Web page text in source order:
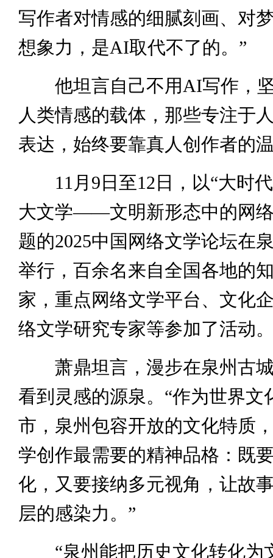
写作者对情感的细腻刻画、对
想象力，是AI取代不了的。”
他坦言自己不用AI写作，坚
人类情感的载体，那些专注于
表达，始终要靠真人创作者的
11月9日至12日，以“大时
大文学——文明新形态中的网
题的2025中国网络文学论坛在
举行，百余名来自全国各地的
家，重点网络文学平台、文化
络文学研究专家等参加了活动
萧鼎坦言，漫步在泉州古城
看到灵感的源泉。“作为世界文
市，泉州包容开放的文化特质
学创作最需要的精神品格：既
化，又要接纳多元视角，让故
层的感染力。”
“泉州能把历史文化转化为